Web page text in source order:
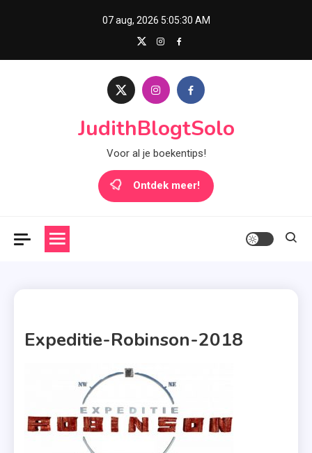
07 aug, 2026 5:05:31 AM
JudithBlogtSolo
Voor al je boekentips!
Ontdek meer!
Expeditie-Robinson-2018